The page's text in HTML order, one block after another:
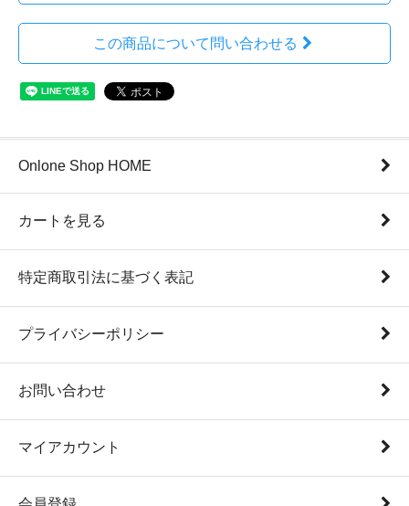
この商品について問い合わせる
Onlone Shop HOME
カートを見る
特定商取引法に基づく表記
プライバシーポリシー
お問い合わせ
マイアカウント